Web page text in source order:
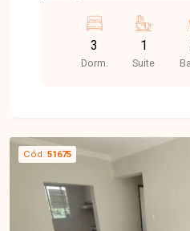
O imóvel possui
privativa, composto por
sendo 1 suíte com
A área de serviço é
apartamento dispõe ainda
garagem larga,
economia no dia a dia. Entre em contato com a
equipe da Delta Imóveis
3
Dorm.
1
Suite
Cód. 51675